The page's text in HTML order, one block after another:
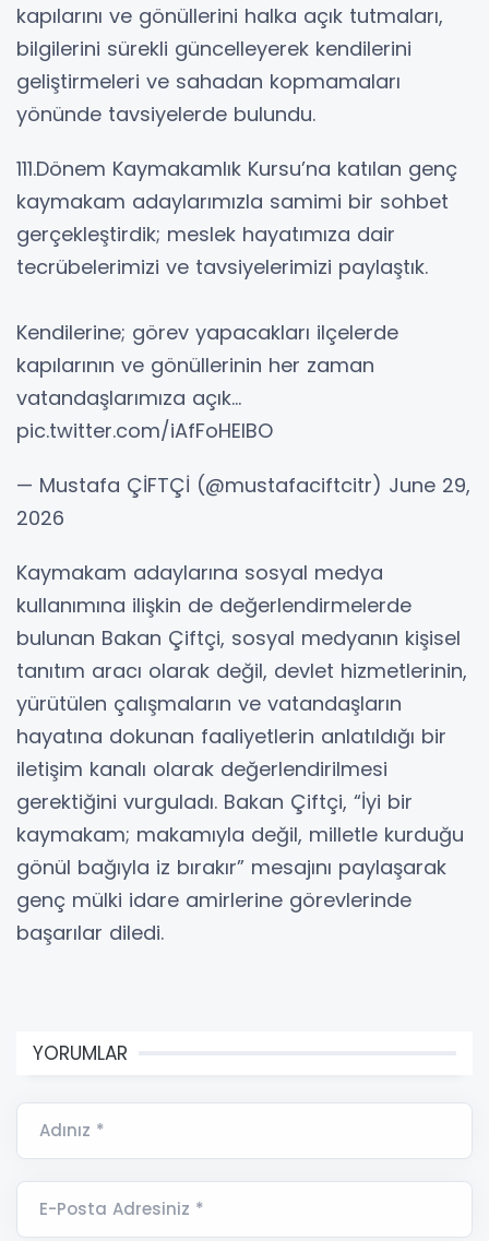
kapılarını ve gönüllerini halka açık tutmaları,
bilgilerini sürekli güncelleyerek kendilerini
geliştirmeleri ve sahadan kopmamaları
yönünde tavsiyelerde bulundu.
111.Dönem Kaymakamlık Kursu’na katılan genç
kaymakam adaylarımızla samimi bir sohbet
gerçekleştirdik; meslek hayatımıza dair
tecrübelerimizi ve tavsiyelerimizi paylaştık.
Kendilerine; görev yapacakları ilçelerde
kapılarının ve gönüllerinin her zaman
vatandaşlarımıza açık…
pic.twitter.com/iAfFoHElBO
— Mustafa ÇİFTÇİ (@mustafaciftcitr) June 29,
2026
Kaymakam adaylarına sosyal medya
kullanımına ilişkin de değerlendirmelerde
bulunan Bakan Çiftçi, sosyal medyanın kişisel
tanıtım aracı olarak değil, devlet hizmetlerinin,
yürütülen çalışmaların ve vatandaşların
hayatına dokunan faaliyetlerin anlatıldığı bir
iletişim kanalı olarak değerlendirilmesi
gerektiğini vurguladı. Bakan Çiftçi, “İyi bir
kaymakam; makamıyla değil, milletle kurduğu
gönül bağıyla iz bırakır” mesajını paylaşarak
genç mülki idare amirlerine görevlerinde
başarılar diledi.
YORUMLAR
Adınız *
E-Posta Adresiniz *